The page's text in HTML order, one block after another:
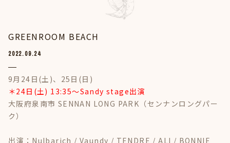
GREENROOM BEACH
2022.09.24
9月24日(土)、25日(日)
＊24日(土) 13:35〜Sandy stage出演
大阪府泉南市 SENNAN LONG PARK（センナンロングパー
ク）
出演：Nulbarich / Vaundy / TENDRE / ALI / BONNIE